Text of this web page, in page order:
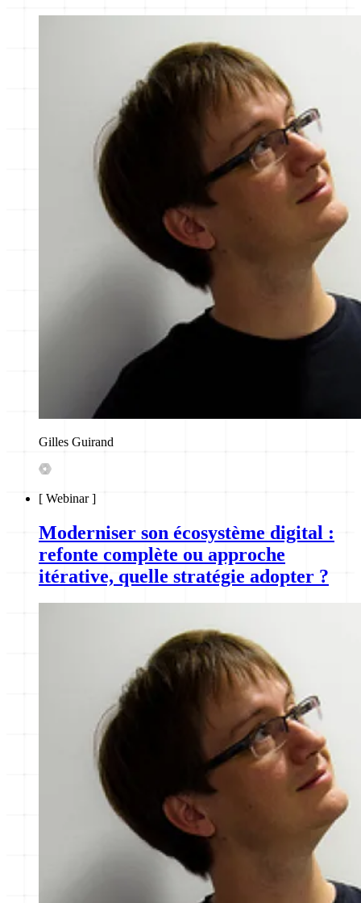
Gilles Guirand
[ Webinar]
Moderniser son écosystème digital :
refonte complète ou approche
itérative, quelle stratégie adopter ?